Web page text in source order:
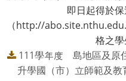
即日起得於
（http://
格之
111學年度離島地區及原
升學國（市）立師範及